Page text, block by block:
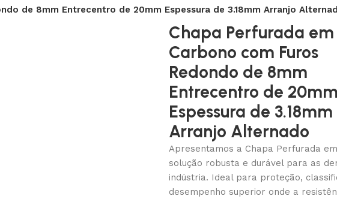
de 8mm Entrecentro de 20mm Espessura de 3.18mm Arranjo
Chapa Perfurada em
Carbono com Furos
Redondo de 8mm
Entrecentro de 20mm
Espessura de 3.18mm
Arranjo Alternado
Apresentamos a Chapa Perfurada
solução robusta e durável para as
indústria. Ideal para proteção,
desempenho superior onde a